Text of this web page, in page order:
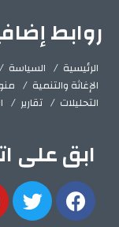
روابط
الرئيسية السياسة
الإغاثة والتنمية
التحليلات
تقارير
ابق على